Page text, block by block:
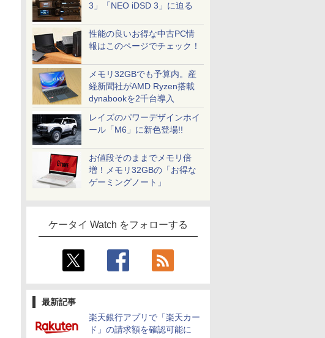
3」「NEO iDSD 3」に迫る
性能の良いお得な中古PC情
報はこのページでチェック！
メモリ32GBでも予算内。産
経新聞社がAMD Ryzen搭載
dynabookを2千台導入
レイズのパワーデザインホイ
ール「M6」に新色登場!!
お値段そのままでメモリ倍
増！メモリ32GBの「お得な
ゲーミングノート」
ケータイ Watch をフォローする
最新記事
楽天銀行アプリで「楽天カー
ド」の請求額を確認可能に